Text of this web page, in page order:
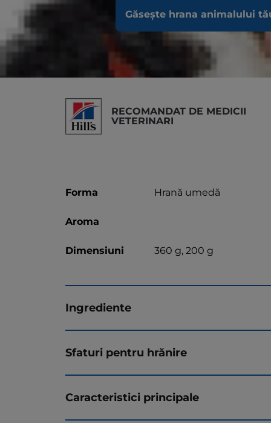
Găsește hrana animalului
Recomandat pentru
RECOMANDAT DE MEDICII
VETERINARI
Forma Hrană umedă
Aroma
Dimensiuni 360 g, 200 g
Ingrediente
Sfaturi pentru hrănire
Caracteristici principale